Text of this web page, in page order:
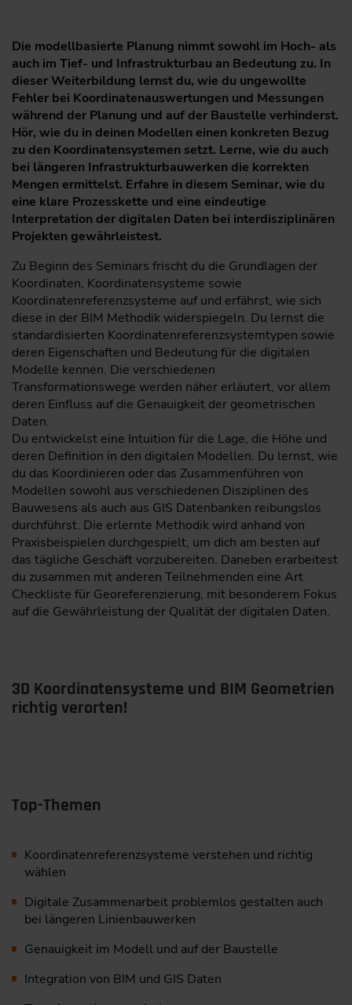
Die modellbasierte Planung nimmt sowohl im Hoch- als
auch im Tief- und Infrastrukturbau an Bedeutung zu. In
dieser Weiterbildung lernst du, wie du ungewollte
Fehler bei Koordinatenauswertungen und Messungen
während der Planung und auf der Baustelle verhinderst.
Hör, wie du in deinen Modellen einen konkreten Bezug
zu den Koordinatensystemen setzt. Lerne, wie du auch
bei längeren Infrastrukturbauwerken die korrekten
Mengen ermittelst. Erfahre in diesem Seminar, wie du
eine klare Prozesskette und eine eindeutige
Interpretation der digitalen Daten bei interdisziplinären
Projekten gewährleistest.
Zu Beginn des Seminars frischt du die Grundlagen der
Koordinaten, Koordinatensysteme sowie
Koordinatenreferenzsysteme auf und erfährst, wie sich
diese in der BIM Methodik widerspiegeln. Du lernst die
standardisierten Koordinatenreferenzsystemtypen sowie
deren Eigenschaften und Bedeutung für die digitalen
Modelle kennen. Die verschiedenen
Transformationswege werden näher erläutert, vor allem
deren Einfluss auf die Genauigkeit der geometrischen
Daten.
Du entwickelst eine Intuition für die Lage, die Höhe und
deren Definition in den digitalen Modellen. Du lernst, wie
du das Koordinieren oder das Zusammenführen von
Modellen sowohl aus verschiedenen Disziplinen des
Bauwesens als auch aus GIS Datenbanken reibungslos
durchführst. Die erlernte Methodik wird anhand von
Praxisbeispielen durchgespielt, um dich am besten auf
das tägliche Geschäft vorzubereiten. Daneben erarbeitest
du zusammen mit anderen Teilnehmenden eine Art
Checkliste für Georeferenzierung, mit besonderem Fokus
auf die Gewährleistung der Qualität der digitalen Daten.
3D Koordinatensysteme und BIM Geometrien
richtig verorten!
Top-Themen
Koordinatenreferenzsysteme verstehen und richtig
wählen
Digitale Zusammenarbeit problemlos gestalten auch
bei längeren Linienbauwerken
Genauigkeit im Modell und auf der Baustelle
Integration von BIM und GIS Daten